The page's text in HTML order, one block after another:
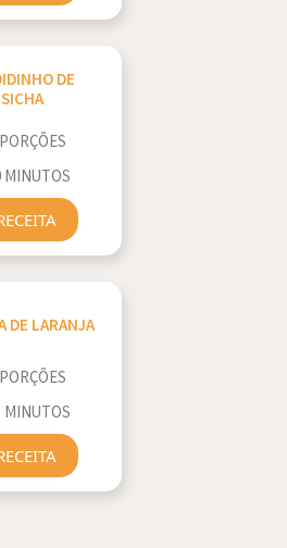
DE
MINUTOS
DE LARANJA
MINUTOS